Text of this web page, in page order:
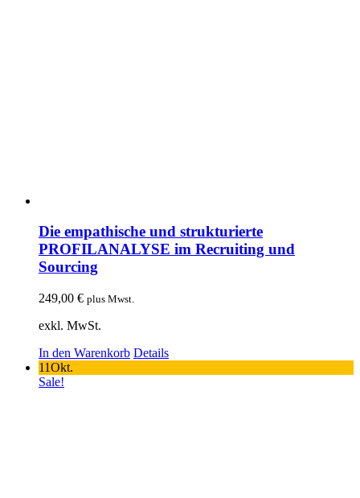
Die empathische und strukturierte
PROFILANALYSE im Recruiting und
Sourcing
249,00 € plus Mwst.
exkl. MwSt.
In den Warenkorb Details
11Okt.
Sale!